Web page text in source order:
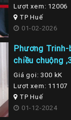
Lượt xem: 12006
TP Huế
01-02-2026
Phương
chiều chuộng
em là nhất
Giá gọi: 300 kK
Lượt xem: 11107
TP Huế
01-12-2024